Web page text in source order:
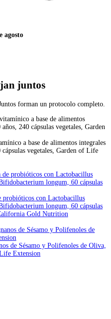
agosto
juntos
forman un protocolo completo.
a base de alimentos integrales
vegetales, Garden of Life
con Lactobacillus
longum, 60 cápsulas
Gold Nutrition
de Sésamo y Polifenoles de Oliva,
Extension